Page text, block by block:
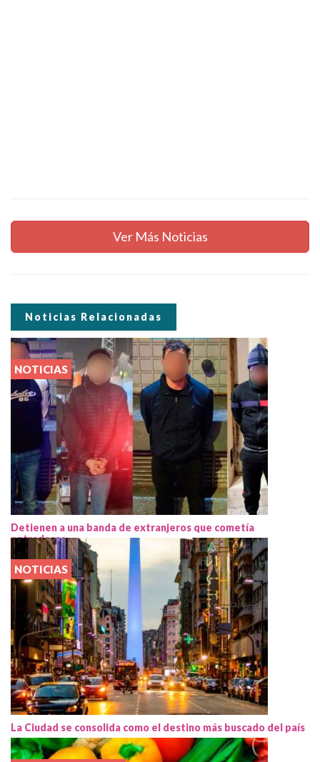
Ver Más Noticias
Noticias Relacionadas
NOTICIAS
Detienen a una banda de extranjeros que cometía
entraderas
NOTICIAS
La Ciudad se consolida como el destino más buscado del país